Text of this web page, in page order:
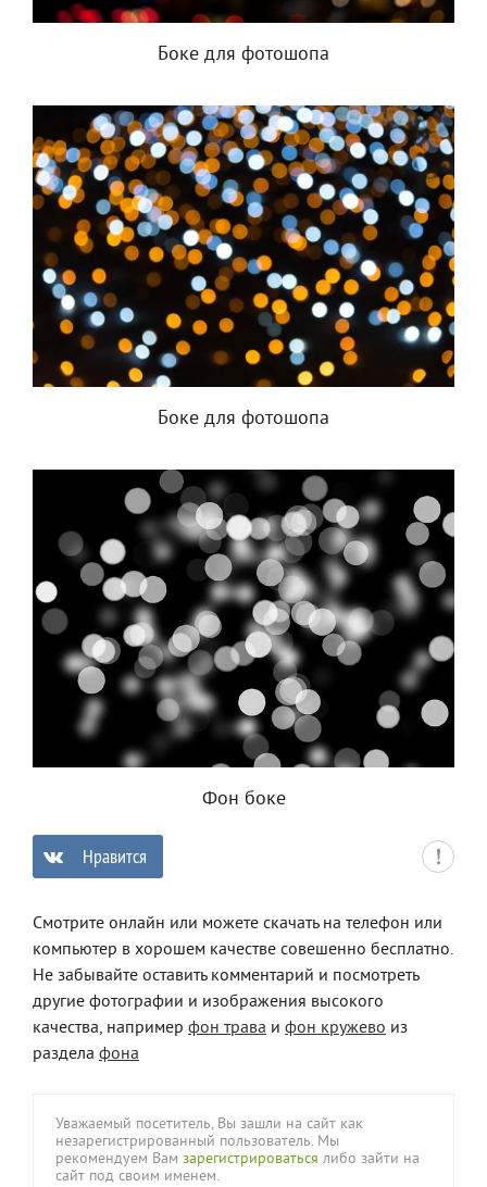
Боке для фотошопа
Боке для фотошопа
Фон боке
Нравится
Смотрите онлайн или можете скачать на телефон или
компьютер в хорошем качестве совешенно бесплатно.
Не забывайте оставить комментарий и посмотреть
другие фотографии и изображения высокого
качества, например фон трава и фон кружево из
раздела фона
Уважаемый посетитель, Вы зашли на сайт как
незарегистрированный пользователь. Мы
рекомендуем Вам зарегистрироваться либо зайти на
сайт под своим именем.